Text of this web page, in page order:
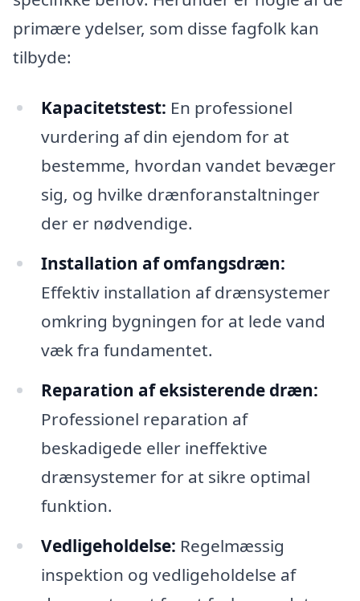
primære ydelser, som disse fagfolk kan
tilbyde:
Kapacitetstest: En professionel
vurdering af din ejendom for at
bestemme, hvordan vandet bevæger
sig, og hvilke drænforanstaltninger
der er nødvendige.
Installation af omfangsdræn:
Effektiv installation af drænsystemer
omkring bygningen for at lede vand
væk fra fundamentet.
Reparation af eksisterende dræn:
Professionel reparation af
beskadigede eller ineffektive
drænsystemer for at sikre optimal
funktion.
Vedligeholdelse: Regelmæssig
inspektion og vedligeholdelse af